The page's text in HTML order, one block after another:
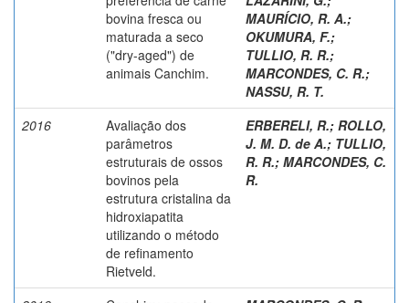
bovina fresca ou
maturada a seco
("dry-aged") de
animais Canchim.
MAURÍCIO, R. A.;
OKUMURA, F.;
TULLIO, R. R.;
MARCONDES, C. R.;
NASSU, R. T.
2016
Avaliação dos
parâmetros
estruturais de ossos
bovinos pela
estrutura cristalina da
hidroxiapatita
utilizando o método
de refinamento
Rietveld.
ERBERELI, R.; ROLLO,
J. M. D. de A.; TULLIO,
R. R.; MARCONDES, C.
R.